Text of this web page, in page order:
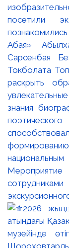
посетили
Абая»
Сарсенбая
Токболата
раскрыть
знания